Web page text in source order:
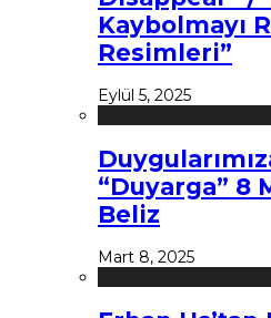
Kaybolmayı
Resimleri”
Eylül 5, 2025
“Duyarga” 8
Beliz
Mart 8, 2025